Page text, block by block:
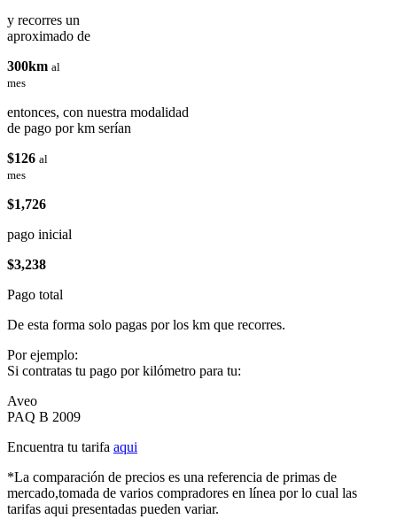
y recorres un
aproximado de
300km al
mes
entonces, con nuestra modalidad
de pago por km serían
$126 al
mes
$1,726
pago inicial
$3,238
Pago total
De esta forma solo pagas por los km que recorres.
Por ejemplo:
Si contratas tu pago por kilómetro para tu:
Aveo
PAQ B 2009
Encuentra tu tarifa aqui
*La comparación de precios es una referencia de primas de
mercado,tomada de varios compradores en línea por lo cual las
tarifas aqui presentadas pueden variar.